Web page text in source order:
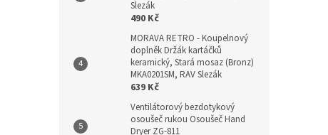
Slezák
490 Kč
MORAVA RETRO - Koupelnový
doplněk Držák kartáčků
keramický, Stará mosaz (Bronz)
MKA0201SM, RAV Slezák
639 Kč
Ventilátorový bezdotykový
osoušeč rukou Osoušeč Hand
Dryer ZG-811